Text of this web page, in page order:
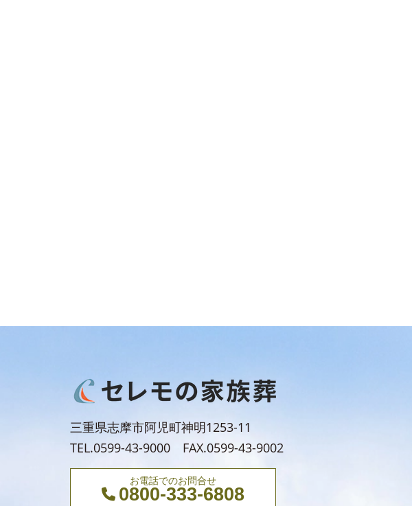
三重県志摩市阿児町神明1253-11
TEL.0599-43-9000 FAX.0599-43-9002
お電話でのお問合せ
0800-333-6808